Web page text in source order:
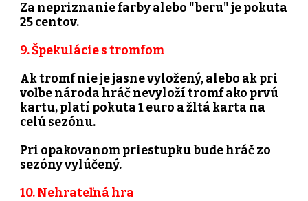
Za nepriznanie farby alebo "beru" je pokuta
25 centov.
9. Špekulácie s tromfom
Ak tromf nie je jasne vyložený, alebo ak pri
voľbe národa hráč nevyloží tromf ako prvú
kartu, platí pokuta 1 euro a žltá karta na
celú sezónu.
Pri opakovanom priestupku bude hráč zo
sezóny vylúčený.
10. Nehrateľná hra